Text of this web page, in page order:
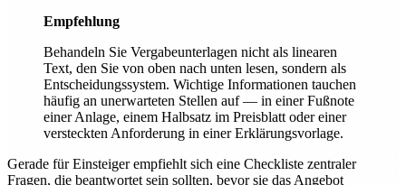
Empfehlung
Behandeln Sie Vergabeunterlagen nicht als linearen
Text, den Sie von oben nach unten lesen, sondern als
Entscheidungssystem. Wichtige Informationen tauchen
häufig an unerwarteten Stellen auf — in einer Fußnote
einer Anlage, einem Halbsatz im Preisblatt oder einer
versteckten Anforderung in einer Erklärungsvorlage.
Gerade für Einsteiger empfiehlt sich eine Checkliste zentraler
Fragen, die beantwortet sein sollten, bevor sie das Angebot